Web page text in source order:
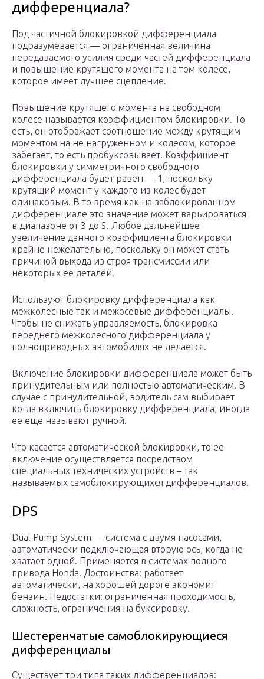
дифференциала?
Под частичной блокировкой дифференциала
подразумевается — ограниченная величина
передаваемого усилия среди частей дифференциала
и повышение крутящего момента на том колесе,
которое имеет лучшее сцепление.
Повышение крутящего момента на свободном
колесе называется коэффициентом блокировки. То
есть, он отображает соотношение между крутящим
моментом на не нагруженном и колесом, которое
забегает, то есть пробуксовывает. Коэффициент
блокировки у симметричного свободного
дифференциала будет равен — 1, поскольку
крутящий момент у каждого из колес будет
одинаковым. В то время как на заблокированном
дифференциале это значение может варьироваться
в диапазоне от 3 до 5. Любое дальнейшее
увеличение данного коэффициента блокировки
крайне нежелательно, поскольку он может стать
причиной выхода из строя трансмиссии или
некоторых ее деталей.
Используют блокировку дифференциала как
межколесные так и межосевые дифференциалы.
Чтобы не снижать управляемость, блокировка
переднего межколесного дифференциала у
полноприводных автомобилях не делается.
Включение блокировки дифференциала может быть
принудительным или полностью автоматическим. В
случае с принудительной, водитель сам выбирает
когда включить блокировку дифференциала, иногда
ее еще называют ручной.
Что касается автоматической блокировки, то ее
включение осуществляется посредством
специальных технических устройств – так
называемых самоблокирующихся дифференциалов.
DPS
Dual Pump System — система с двумя насосами,
автоматически подключающая вторую ось, когда не
хватает одной. Применяется в системах полного
привода Honda. Достоинства: работает
автоматически, на хорошей дороге экономит
бензин. Недостатки: ограниченная проходимость,
сложность, ограничения на буксировку.
Шестеренчатые самоблокирующиеся
дифференциалы
Существует три типа таких дифференциалов: